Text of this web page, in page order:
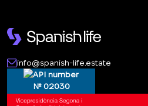
info@spanish-life.estate
№ 02030